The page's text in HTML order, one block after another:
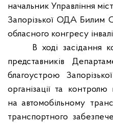
начальник Управління
Запорізької ОДА Билим
обласного конгресу
В ході засідання
представників
благоустрою
організації та
на автомобільному
транспортного